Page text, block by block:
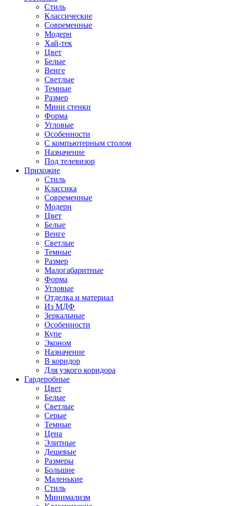
Стиль
Классические
Современные
Модерн
Хай-тек
Цвет
Белые
Венге
Светлые
Темные
Размер
Мини стенки
Форма
Угловые
Особенности
С компьютерным столом
Назначение
Под телевизор
Прихожие
Стиль
Классика
Современные
Модерн
Цвет
Белые
Венге
Светлые
Темные
Размер
Малогабаритные
Форма
Угловые
Отделка и материал
Из МДФ
Зеркальные
Особенности
Купе
Эконом
Назначение
В коридор
Для узкого коридора
Гардеробные
Цвет
Белые
Светлые
Серые
Темные
Цена
Элитные
Дешевые
Размеры
Большие
Маленькие
Стиль
Минимализм